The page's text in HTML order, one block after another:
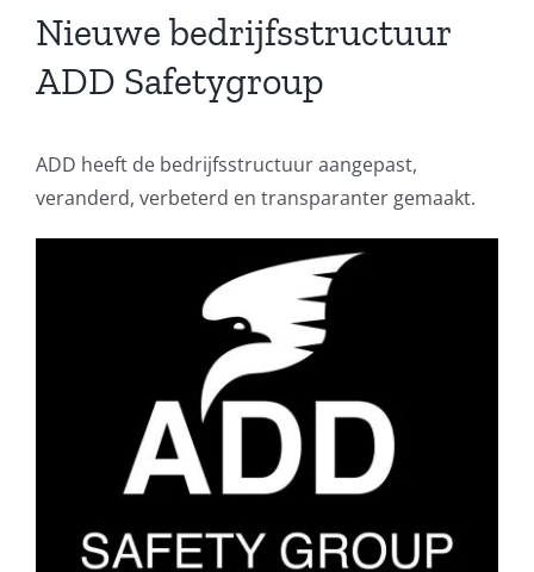
Nieuwe bedrijfsstructuur
ADD Safetygroup
ADD heeft de bedrijfsstructuur aangepast,
veranderd, verbeterd en transparanter gemaakt.